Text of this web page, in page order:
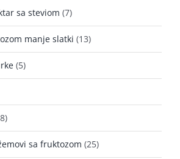
sa steviom (7)
manje slatki (13)
(5)
sa fruktozom (25)